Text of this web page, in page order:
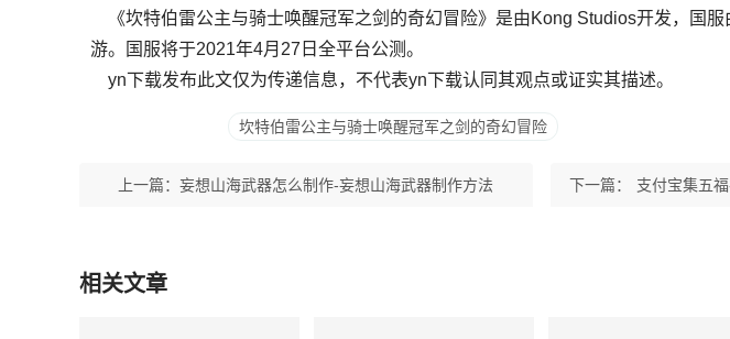
《坎特伯雷公主与骑士唤醒冠军之剑的奇幻冒险》是由Kong Studios开发，国
游。国服将于2021年4月27日全平台公测。
yn下载发布此文仅为传递信息，不代表yn下载认同其观点或证实其描述。
坎特伯雷公主与骑士唤醒冠军之剑的奇幻冒险
上一篇：妄想山海武器怎么制作-妄想山海武器制作方法 下一篇： 支付宝集五
相关文章